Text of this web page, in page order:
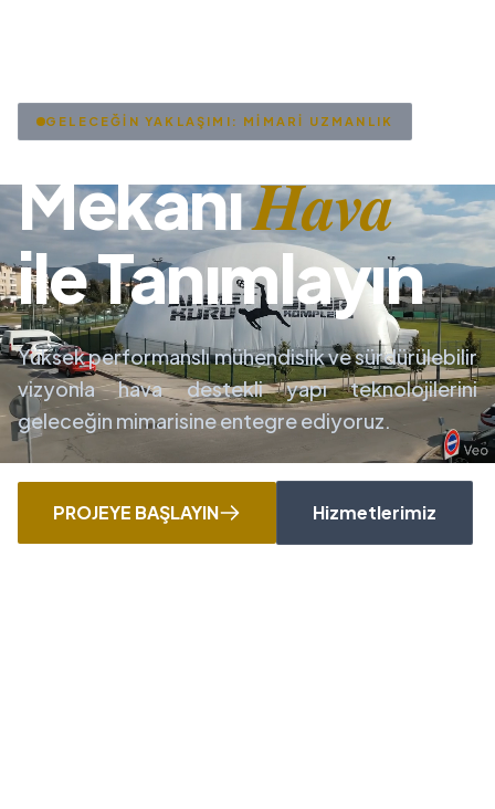
GELECEĞİN YAKLAŞIMI: MİMARİ UZMANLIK
MekanıHava
ile Tanımlayın
Yüksek performanslı mühendislik ve sürdürülebilir
vizyonla hava destekli yapı teknolojilerini
geleceğin mimarisine entegre ediyoruz.
PROJEYE BAŞLAYIN Hizmetlerimiz